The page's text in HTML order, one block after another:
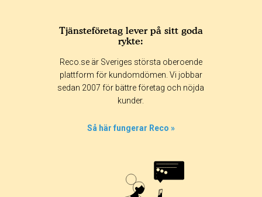
365 dagar 90 dagar
30 dagar
Tjänsteföretag lever på sitt goda
rykte:
Reco.se är Sveriges största oberoende
plattform för kundomdömen. Vi jobbar
sedan 2007 för bättre företag och nöjda
kunder.
Så här fungerar Reco »